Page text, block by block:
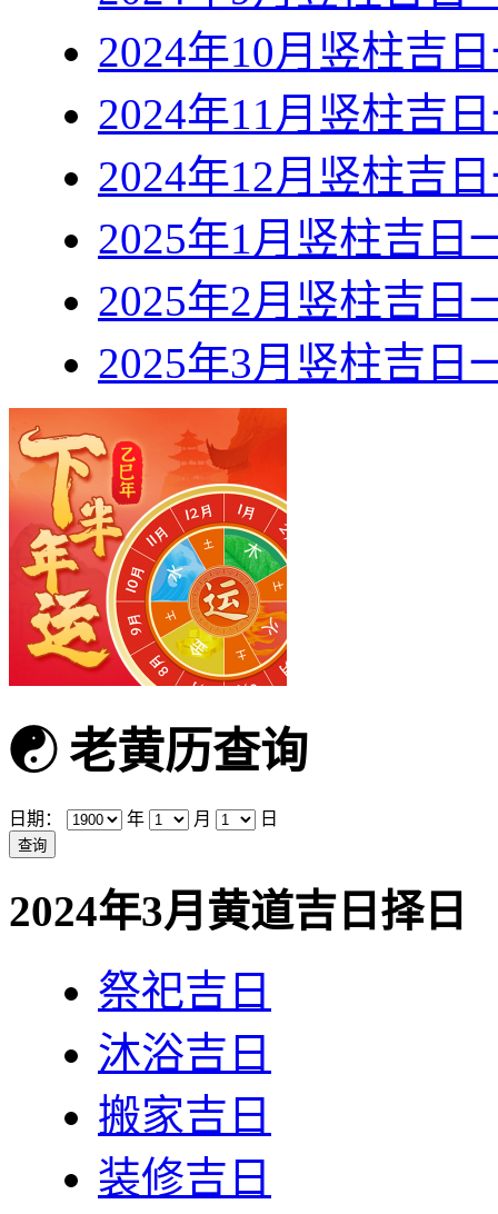
2024年10月竖柱吉
2024年11月竖柱吉
2024年12月竖柱吉
2025年1月竖柱吉日
2025年2月竖柱吉日
2025年3月竖柱吉日
☯老黄历查询
日期： 年 月 日
2024年3月黄道吉日择日
祭祀吉日
沐浴吉日
搬家吉日
装修吉日